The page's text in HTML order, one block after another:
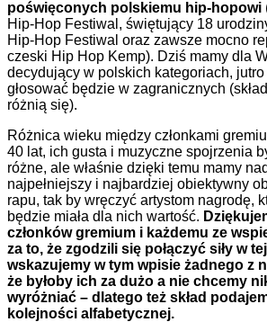
poświęconych polskiemu hip-hopowi
Hip-Hop Festiwal, świętujący 18
Hip-Hop Festiwal oraz zawsze mocno
czeski Hip Hop Kemp). Dziś mamy dla
decydujący w polskich kategoriach,
głosować będzie w zagranicznych
różnią się).
Różnica wieku między członkami
40 lat, ich gusta i muzyczne spojrzenia
różne, ale właśnie dzięki temu mamy
najpełniejszy i najbardziej obiektywny
rapu, tak by wręczyć artystom nagrodę,
będzie miała dla nich wartość.
członków gremium i każdemu ze
za to, że zgodzili się połączyć siły w
wskazujemy w tym wpisie żadnego z
że byłoby ich za dużo a nie chcemy
wyróżniać – dlatego też skład
kolejności alfabetycznej.